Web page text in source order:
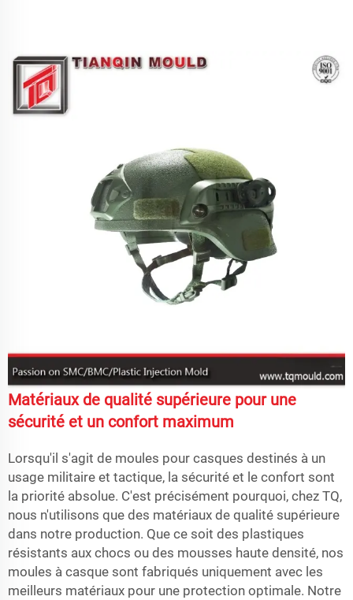
Matériaux de qualité supérieure pour une
sécurité et un confort maximum
Lorsqu'il s'agit de moules pour casques destinés à un
usage militaire et tactique, la sécurité et le confort sont
la priorité absolue. C'est précisément pourquoi, chez TQ,
nous n'utilisons que des matériaux de qualité supérieure
dans notre production. Que ce soit des plastiques
résistants aux chocs ou des mousses haute densité, nos
moules à casque sont fabriqués uniquement avec les
meilleurs matériaux pour une protection optimale. Notre